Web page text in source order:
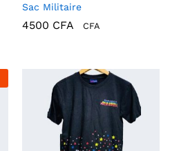
Sac Militaire
4500 CFA CFA